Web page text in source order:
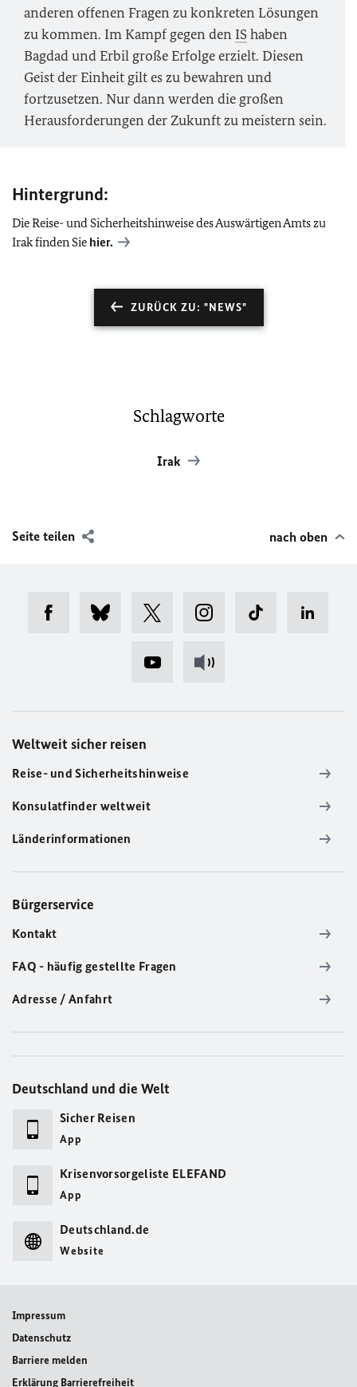
anderen offenen Fragen zu konkreten Lösungen
zu kommen. Im Kampf gegen den IShaben
Bagdad und Erbil große Erfolge erzielt. Diesen
Geist der Einheit gilt es zu bewahren und
fortzusetzen. Nur dann werden die großen
Herausforderungen der Zukunft zu meistern sein.
Hintergrund:
Die Reise- und Sicherheitshinweise des Auswärtigen Amts zu
Irak finden Sie hier.
ZURÜCK ZU: "NEWS"
Schlagworte
Irak
Seite teilen nach oben
Weltweit sicher reisen
Reise- und Sicherheitshinweise
Konsulatfinder weltweit
Länderinformationen
Bürgerservice
Kontakt
FAQ - häufig gestellte Fragen
Adresse / Anfahrt
Deutschland und die Welt
Sicher Reisen
App
Krisenvorsorgeliste ELEFAND
App
Deutschland.de
Website
Impressum
Datenschutz
Barriere melden
Erklärung Barrierefreiheit